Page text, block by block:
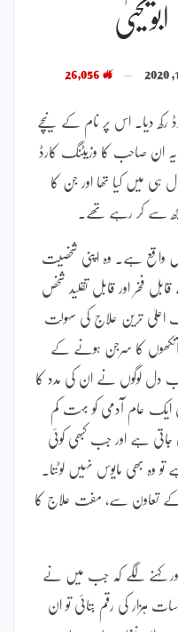
رکھ دیا۔ اس پر نام کے نیچے
یہ ان صاحب کا وزیٹنگ کارڈ
ہی میں کیا تھا اور جن کا
سے کر رہے تھے۔
واقع ہے۔ وہ اپنی شخصیت
فخر اور قابل تقلید شخص
ترین علاج کی سہولت
کا سرجن ہونے کے
دل لوگوں نے ان کی مدد کا
ایک عام آدمی کو بہت کم
جاتی ہے اور جب کبھی کوئی
بھی مایوس نہیں لوٹتا۔
تعاون سے، مفت علاج کا
کہنے لگے کہ جب میں نے
ہزار کی رقم بتائی تو ان